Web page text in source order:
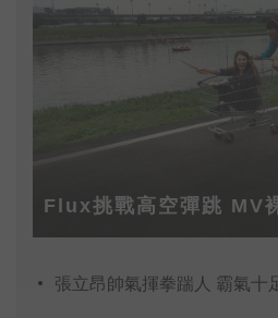
Flux挑戰高空彈跳 MV
張立昂帥氣揮拳踹人 霸氣十